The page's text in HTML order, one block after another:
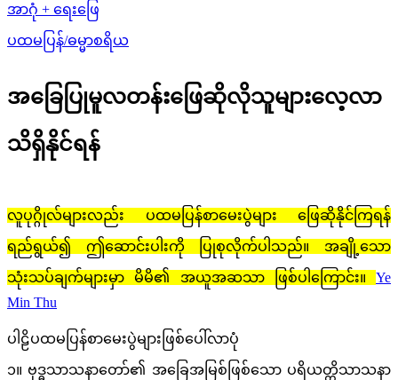
အာဂုံ + ရေးဖြေ
ပထမပြန်/ဓမ္မာစရိယ
အခြေပြုမူလတန်းဖြေဆိုလိုသူများလေ့လာ
သိရှိနိုင်ရန်
လူပုဂ္ဂိုလ်များလည်း ပထမပြန်စာမေးပွဲများ ဖြေဆိုနိုင်ကြရန်
ရည်ရွယ်၍ ဤဆောင်းပါးကို ပြုစုလိုက်ပါသည်။ အချို့သော
သုံးသပ်ချက်များမှာ မိမိ၏ အယူအဆသာ ဖြစ်ပါကြောင်း။ Ye
Min Thu
ပါဠိပထမပြန်စာမေးပွဲများဖြစ်ပေါ်လာပုံ
၁။ ဗုဒ္ဓသာသနာတော်၏ အခြေအမြစ်ဖြစ်သော ပရိယတ္တိသာသနာ